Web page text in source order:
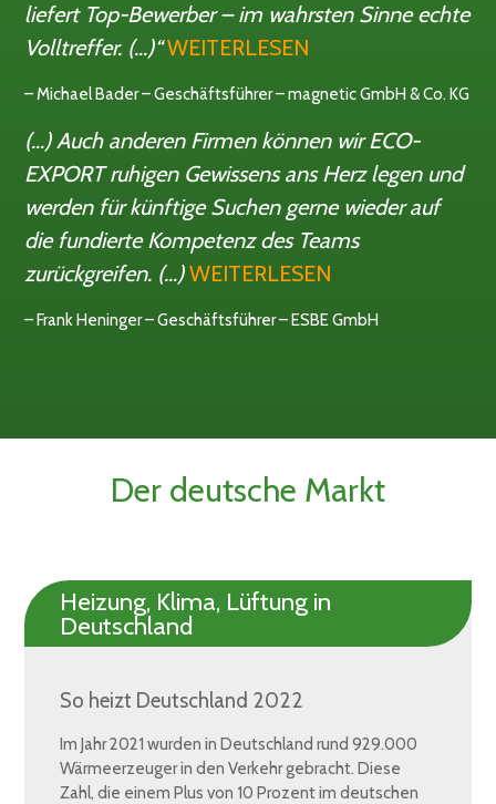
liefert Top-Bewerber – im wahrsten Sinne echte
Volltreffer. (…)“WEITERLESEN
– Michael Bader – Geschäftsführer – magnetic GmbH & Co. KG
(…) Auch anderen Firmen können wir ECO-
EXPORT ruhigen Gewissens ans Herz legen und
werden für künftige Suchen gerne wieder auf
die fundierte Kompetenz des Teams
zurückgreifen. (…)WEITERLESEN
– Frank Heninger – Geschäftsführer – ESBE GmbH
Der deutsche Markt
Heizung, Klima, Lüftung in
Deutschland
So heizt Deutschland 2022
Im Jahr 2021 wurden in Deutschland rund 929.000
Wärmeerzeuger in den Verkehr gebracht. Diese
Zahl, die einem Plus von 10 Prozent im deutschen